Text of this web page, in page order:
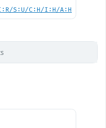
S:U/C:H/I:H/A:H